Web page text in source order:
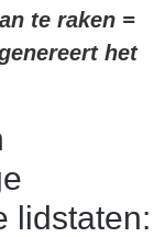
te raken =
het
lidstaten: